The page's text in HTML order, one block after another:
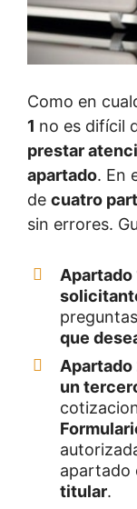
Como en
1 no es difícil
prestar
apartado. En
de cuatro
sin errores.
Apartado
que
un
apartado
titular.